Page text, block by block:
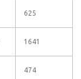
625
1641
474